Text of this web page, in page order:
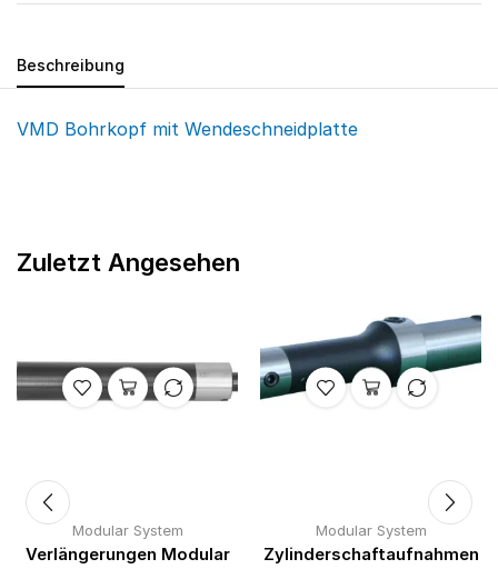
Beschreibung
VMD Bohrkopf mit Wendeschneidplatte
Zuletzt Angesehen
Modular System
Verlängerungen Modular
Modular System
Zylinderschaftaufnahmen